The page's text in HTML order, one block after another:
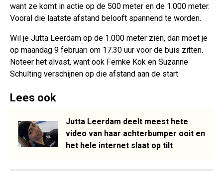
want ze komt in actie op de 500 meter en de 1.000 meter.
Vooral die laatste afstand belooft spannend te worden.
Wil je Jutta Leerdam op de 1.000 meter zien, dan moet je
op maandag 9 februari om 17.30 uur voor de buis zitten.
Noteer het alvast, want ook Femke Kok en Suzanne
Schulting verschijnen op die afstand aan de start.
Lees ook
Jutta Leerdam deelt meest hete
video van haar achterbumper ooit en
het hele internet slaat op tilt